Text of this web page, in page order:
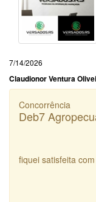
7/14/2026
Claudionor Ventura
Concorrência
Deb7
fiquei satisfeita